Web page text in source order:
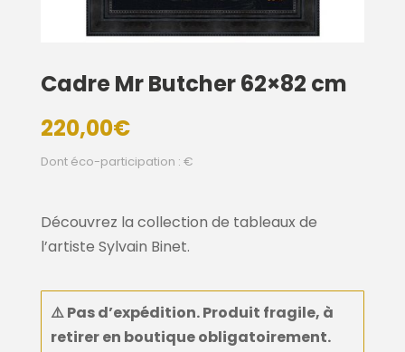
Cadre Mr Butcher 62×82 cm
220,00€
Dont éco-participation : €
Découvrez la collection de tableaux de
l’artiste Sylvain Binet.
⚠️Pas d’expédition. Produit fragile, à
retirer en boutiqueobligatoirement.